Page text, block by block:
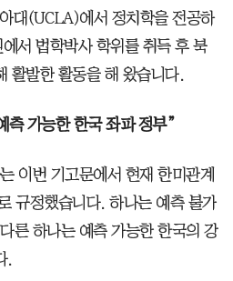
대(UCLA)에서 정치학을 전공하
서 법학박사 학위를 취득 후 북
활발한 활동을 해 왔습니다.
측 가능한 한국 좌파 정부”
이번 기고문에서 현재 한미관계
규정했습니다. 하나는 예측 불가
른 하나는 예측 가능한 한국의 강
.